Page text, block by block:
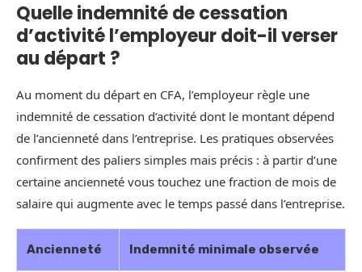
Quelle indemnité de cessation
d’activité l’employeur doit-il verser
au départ ?
Au moment du départ en CFA, l’employeur règle une
indemnité de cessation d’activité dont le montant dépend
de l’ancienneté dans l’entreprise. Les pratiques observées
confirment des paliers simples mais précis : à partir d’une
certaine ancienneté vous touchez une fraction de mois de
salaire qui augmente avec le temps passé dans l’entreprise.
Ancienneté Indemnité minimale observée